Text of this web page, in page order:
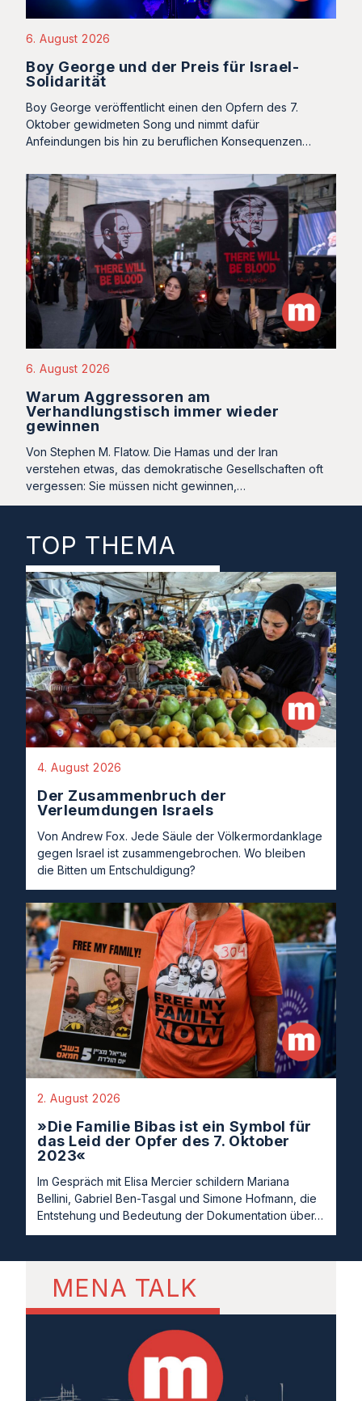
6. August 2026
Boy George und der Preis für Israel-
Solidarität
Boy George veröffentlicht einen den Opfern des 7.
Oktober gewidmeten Song und nimmt dafür
Anfeindungen bis hin zu beruflichen Konsequenzen…
6. August 2026
Warum Aggressoren am
Verhandlungstisch immer wieder
gewinnen
Von Stephen M. Flatow. Die Hamas und der Iran
verstehen etwas, das demokratische Gesellschaften oft
vergessen: Sie müssen nicht gewinnen,…
TOP THEMA
4. August 2026
Der Zusammenbruch der
Verleumdungen Israels
Von Andrew Fox. Jede Säule der Völkermordanklage
gegen Israel ist zusammengebrochen. Wo bleiben
die Bitten um Entschuldigung?
2. August 2026
»Die Familie Bibas ist ein Symbol für
das Leid der Opfer des 7. Oktober
2023«
Im Gespräch mit Elisa Mercier schildern Mariana
Bellini, Gabriel Ben-Tasgal und Simone Hofmann, die
Entstehung und Bedeutung der Dokumentation über…
MENA TALK